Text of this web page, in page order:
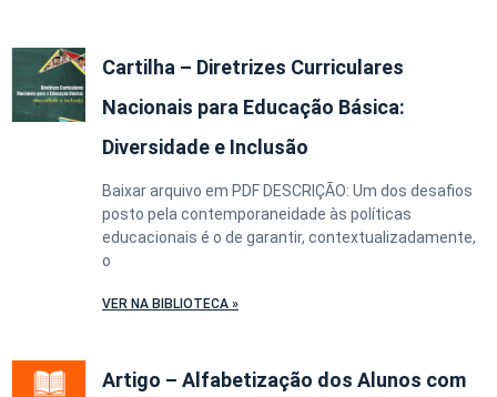
Cartilha – Diretrizes Curriculares
Nacionais para Educação Básica:
Diversidade e Inclusão
Baixar arquivo em PDF DESCRIÇÃO: Um dos desafios
posto pela contemporaneidade às políticas
educacionais é o de garantir, contextualizadamente,
o
VER NA BIBLIOTECA »
Artigo – Alfabetização dos Alunos com